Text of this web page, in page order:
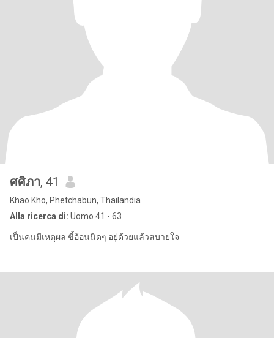
ศศิภา, 41
Khao Kho, Phetchabun, Thailandia
Alla ricerca di: Uomo 41 - 63
เป็นคนมีเหตุผล ขี้อ้อนนิดๆ อยู่ด้วยแล้วสบายใจ